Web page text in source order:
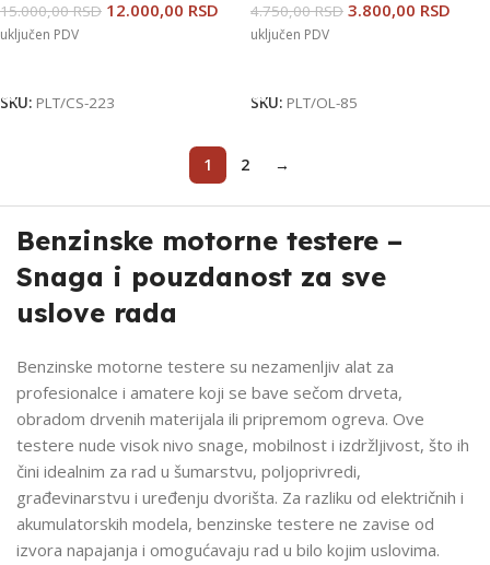
15.000,00RSD 12.000,00 RSD
uključen PDV
SKU: PLT/CS-223
4.750,00RSD 3.800,00 RSD
uključen PDV
SKU: PLT/OL-85
1 2 →
Benzinske motorne testere –
Snaga i pouzdanost za sve
uslove rada
Benzinske motorne testere su nezamenljiv alat za
profesionalce i amatere koji se bave sečom drveta,
obradom drvenih materijala ili pripremom ogreva. Ove
testere nude visok nivo snage, mobilnost i izdržljivost, što ih
čini idealnim za rad u šumarstvu, poljoprivredi,
građevinarstvu i uređenju dvorišta. Za razliku od električnih i
akumulatorskih modela, benzinske testere ne zavise od
izvora napajanja i omogućavaju rad u bilo kojim uslovima.